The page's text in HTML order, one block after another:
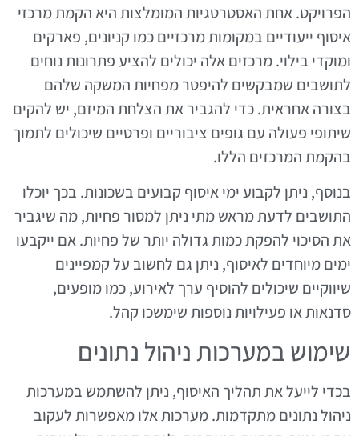
הפרויקט. אחת האסטרטגיות המומלצות היא הקמת מרכזי
איסוף ייעודיים במקומות מרכזיים כמו קניונים, פארקים
ומוקדי בילוי. מרכזים אלה יכולים להציע פתרונות נוחים
לתושבים שמבקשים להיפטר מפחיות המשקה שלהם
בצורה אחראית. כדי להגביר את הצלחת המיזם, יש להקים
שיתופי פעולה עם גופים ציבוריים ופרטיים שיכולים לתמוך
בהקמת המרכזים הללו.
בנוסף, ניתן לקבוע ימי איסוף קבועים בשכונות. בכך יוכלו
התושבים לדעת מראש מתי ניתן למסור פחיות, מה שיגביר
את הסיכוי להפקת כמות גדולה יותר של פחיות. אם ייקבעו
ימים מיוחדים לאיסוף, ניתן גם לחשוב על קמפיינים
שיווקיים שיכולים להוסיף ערך לאירוע, כמו מופעים,
סדנאות או פעילויות נוספות שימשכו קהל.
שימוש במערכות ניהול נתונים
בכדי לייעל את תהליך האיסוף, ניתן להשתמש במערכות
ניהול נתונים מתקדמות. מערכות אלו מאפשרות לעקוב